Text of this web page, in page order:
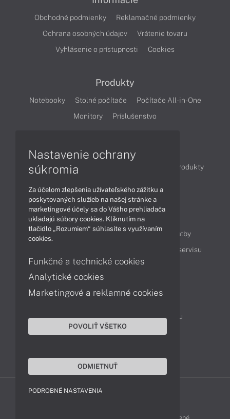
Obchodné podmienky
Reklamačné podmienky
Ochrana osobných údajov
Vrátenie tovaru
Vyhlásenie o prístupnosti
Cookies
Produkty
Notebooky Stolné počítače
Počítače All-in-One
Monitory
Príslušenstvo
Články
Obchodné informácie
Produkty
Obsah
Ako nakupovať
Možnosti doručenia a platby
Cenník servisu
Kontakty
Servisné oddelenie
Reklamácia tovaru
Nastavenie ochrany
súkromia
Za účelom zlepšenia užívateľského zážitku a
poskytovaných služieb na našej stránke a
marketingové účely sa do Vášho prehliadača
ukladajú súbory cookies. Kliknutím na
tlačidlo „Rozumiem“ súhlasíte s využívaním
cookies.
Funkčné a technické cookies
Analytické cookies
Marketingové a reklamné cookies
POVOLIŤ VŠETKO
ODMIETNUŤ
PODROBNÉ NASTAVENIA